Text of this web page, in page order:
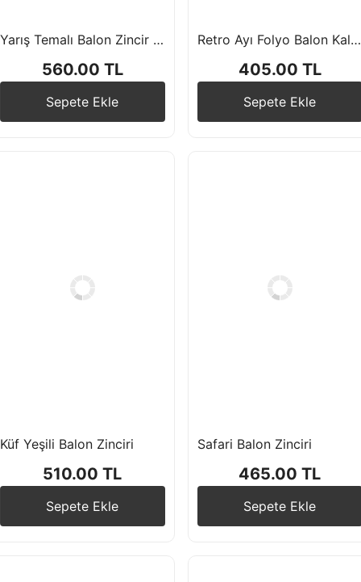
Yarış Temalı Balon Zincir Seti
560.00 TL
Sepete Ekle
Retro Ayı Folyo Balon Kalp Folyo Balon Kraft Happy Birthday Yazı
405.00 TL
Sepete Ekle
Küf Yeşili Balon Zinciri
510.00 TL
Sepete Ekle
Safari Balon Zinciri
465.00 TL
Sepete Ekle